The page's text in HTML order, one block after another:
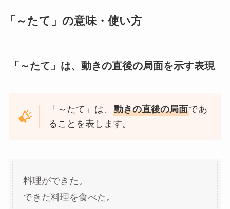
「～たて」の意味・使い方
「～たて」は、動きの直後の局面を示す表現
「～たて」は、動きの直後の局面であ
ることを表します。
料理ができた。
できた料理を食べた。